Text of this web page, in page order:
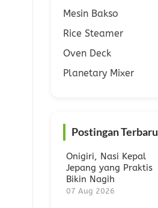
Mesin Bakso
Rice Steamer
Oven Deck
Planetary Mixer
Postingan Terbaru
Onigiri, Nasi Kepal
Jepang yang Praktis
Bikin Nagih
07 Aug 2026